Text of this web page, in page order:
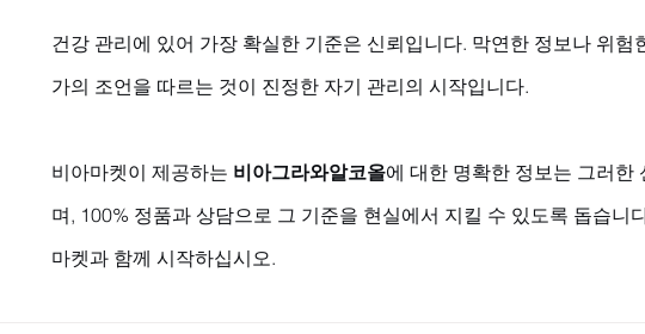
건강 관리에 있어 가장 확실한 기준은 신뢰입니다. 막연한 정보나 위험
가의 조언을 따르는 것이 진정한 자기 관리의 시작입니다.
비아마켓이 제공하는 비아그라와알코올에 대한 명확한 정보는 그러한
며, 100% 정품과 상담으로 그 기준을 현실에서 지킬 수 있도록 돕습니
마켓과 함께 시작하십시오.